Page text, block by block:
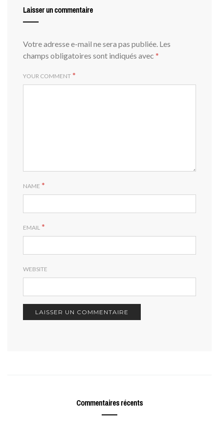
Laisser un commentaire
Votre adresse e-mail ne sera pas publiée. Les
champs obligatoires sont indiqués avec *
YOUR COMMENT *
NAME *
EMAIL *
WEBSITE
Commentaires récents